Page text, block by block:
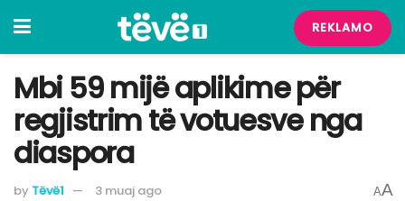
REKLAMO
Mbi 59 mijë aplikime për
regjistrim të votuesve nga
diaspora
by Tëvë1 3 muaj ago AA